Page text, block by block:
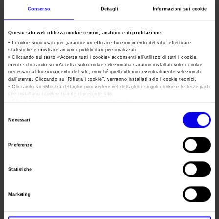
Consenso Dettagli Informazioni sui cookie
Questo sito web utilizza cookie tecnici, analitici e di profilazione
• I cookie sono usati per garantire un efficace funzionamento del sito, effettuare
statistiche e mostrare annunci pubblicitari personalizzati.
• Cliccando sul tasto «Accetta tutti i cookie» acconsenti all’utilizzo di tutti i cookie,
mentre cliccando su «Accetta solo cookie selezionati» saranno installati solo i cookie
necessari al funzionamento del sito, nonché quelli ulteriori eventualmente selezionati
dall’utente. Cliccando su “ Rifiuta i cookie”, verranno installati solo i cookie tecnici.
• Cliccando su «Mostra dettagli» puoi vedere nel dettaglio i singoli cookie e le terze parti
che installano i cookie tramite il presente sito.
Necessari
Preferenze
Statistiche
Marketing
GBAC per l’eccellenza negli
standard di pulizia e
sanificazione
PostedSettembre 8th, 2021by Ufficio Stampa Veronafiere &
filed underNews.
Veronafiere offre a dipendenti, aziende e visitatori i più alti
standard di sicurezza nelle proprie strutture. In questo
pulizia degli ambienti e degli impianti di climatizzazione, così
come le best practice adottate. Dallo scoppio della pandemia
rafforzata con uno…
Veronafiere e Croce Rossa
danno vita al primo polo